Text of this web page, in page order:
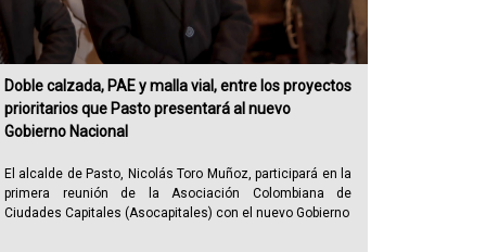
Doble calzada, PAE y malla vial, entre los proyectos
prioritarios que Pasto presentará al nuevo
Gobierno Nacional
El alcalde de Pasto, Nicolás Toro Muñoz, participará en la
primera reunión de la Asociación Colombiana de
Ciudades Capitales (Asocapitales) con el nuevo Gobierno